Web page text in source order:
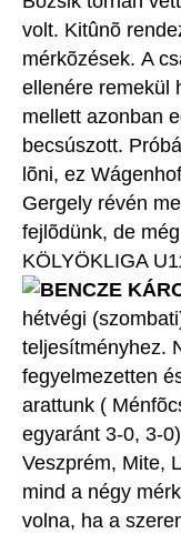
volt. Kitûnõ
mérkõzések. A
ellenére remekül
mellett azonban
becsúszott.
lõni, ez
Gergely révén
fejlõdünk, de
KÖLYÖKLIGA
BENCZE
hétvégi
teljesítményhez.
fegyelmezetten
arattunk (
egyaránt 3-0, 3-
Veszprém, Mite,
mind a négy
volna, ha a